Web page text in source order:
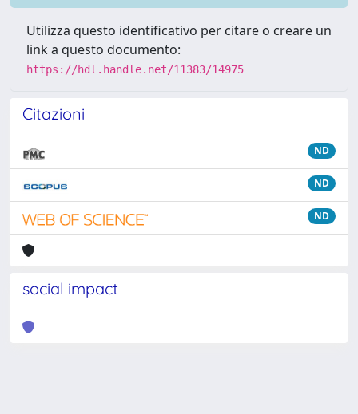
Utilizza questo identificativo per citare o creare un
link a questo documento:
https://hdl.handle.net/11383/14975
Citazioni
ND
ND
ND
social impact